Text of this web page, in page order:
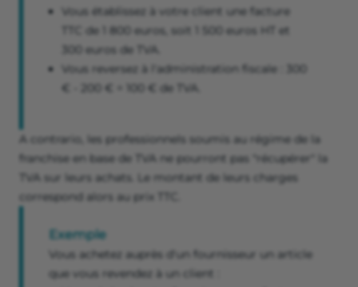
Vous établissez à votre client une facture
TTC de 1 800 euros, soit 1 500 euros HT et
300 euros de TVA.
Vous reversez à l'administration fiscale : 300
€ - 200 € = 100 € de TVA.
A contrario, les professionnels soumis au régime de la
franchise en base de TVA ne pourront pas "récupérer" la
TVA sur leurs achats. Le montant de leurs charges
correspond alors au prix TTC.
Exemple
Vous achetez auprès d'un fournisseur un article
que vous revendez à un client :